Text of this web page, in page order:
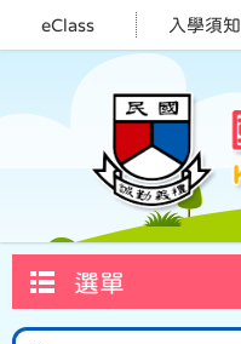
eClass 入學須知
選單